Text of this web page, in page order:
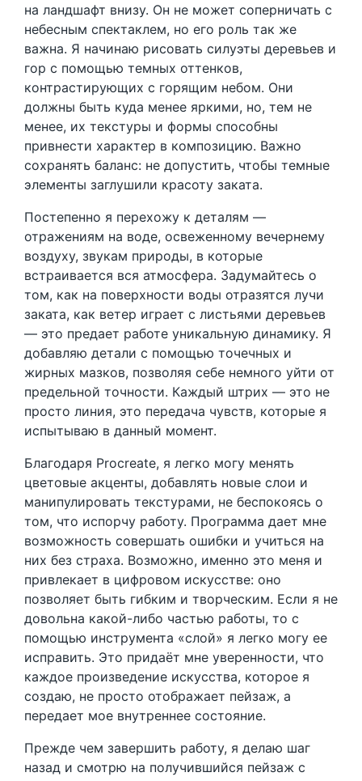
на ландшафт внизу. Он не может соперничать с
небесным спектаклем, но его роль так же
важна. Я начинаю рисовать силуэты деревьев и
гор с помощью темных оттенков,
контрастирующих с горящим небом. Они
должны быть куда менее яркими, но, тем не
менее, их текстуры и формы способны
привнести характер в композицию. Важно
сохранять баланс: не допустить, чтобы темные
элементы заглушили красоту заката.
Постепенно я перехожу к деталям —
отражениям на воде, освеженному вечернему
воздуху, звукам природы, в которые
встраивается вся атмосфера. Задумайтесь о
том, как на поверхности воды отразятся лучи
заката, как ветер играет с листьями деревьев
— это предает работе уникальную динамику. Я
добавляю детали с помощью точечных и
жирных мазков, позволяя себе немного уйти от
предельной точности. Каждый штрих — это не
просто линия, это передача чувств, которые я
испытываю в данный момент.
Благодаря Procreate, я легко могу менять
цветовые акценты, добавлять новые слои и
манипулировать текстурами, не беспокоясь о
том, что испорчу работу. Программа дает мне
возможность совершать ошибки и учиться на
них без страха. Возможно, именно это меня и
привлекает в цифровом искусстве: оно
позволяет быть гибким и творческим. Если я не
довольна какой-либо частью работы, то с
помощью инструмента «слой» я легко могу ее
исправить. Это придаёт мне уверенности, что
каждое произведение искусства, которое я
создаю, не просто отображает пейзаж, а
передает мое внутреннее состояние.
Прежде чем завершить работу, я делаю шаг
назад и смотрю на получившийся пейзаж с